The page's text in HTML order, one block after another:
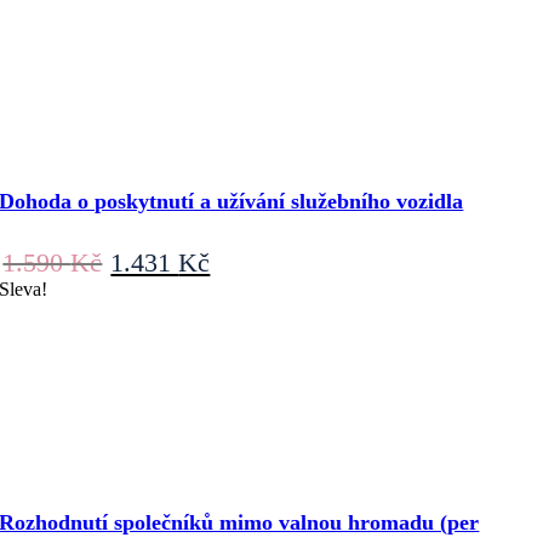
Dohoda o poskytnutí a užívání služebního vozidla
1.590Kč Původní
cena
1.431Kč
cena
Sleva!
Rozhodnutí společníků mimo valnou hromadu (per